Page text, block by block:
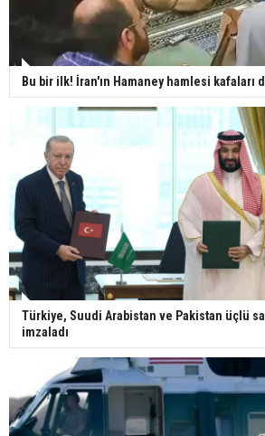
Bu bir ilk! İran'ın Hamaney hamlesi kafaları
Türkiye, Suudi Arabistan ve Pakistan üçlü
imzaladı